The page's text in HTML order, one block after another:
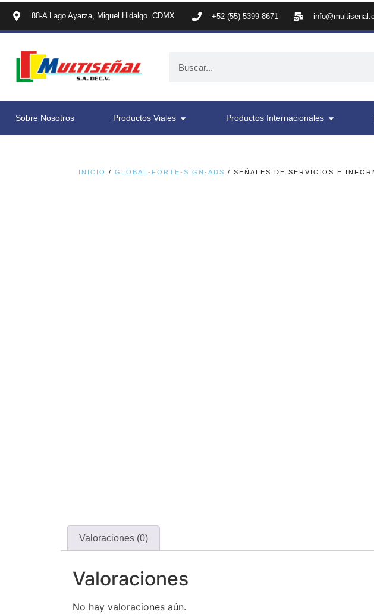
88-A Lago Ayarza, Miguel Hidalgo. CDMX +52 (55) 5399 8671
Sobre Nosotros Productos Viales Productos Internacionales
INICIO / GLOBAL-FORTE-SIGN-ADS / SEÑALES DE SERVICIOS E
Valoraciones (0)
Valoraciones
No hay valoraciones aún.